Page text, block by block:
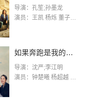
导演：孔笙;孙墨龙
演员：王凯 杨烁 董子健 杨采钰 张佳宁 练练 林栋甫 房子斌
如果奔跑是我的人生
导演：沈严;李江明
演员：钟楚曦 杨超越 许娣 陈小艺 侯雯元 宋洋 王宥钧 李添诺